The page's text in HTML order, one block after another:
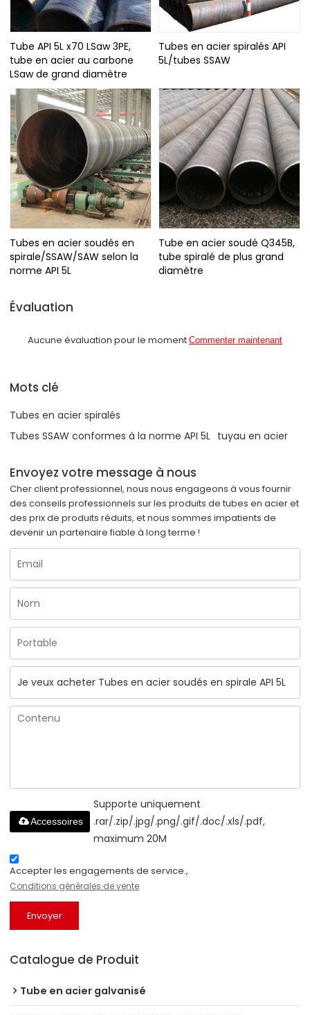
Tube API 5L x70 LSaw 3PE,
tube en acier au carbone
LSaw de grand diamètre
Tubes en acier spiralés API
5L/tubes SSAW
Tubes en acier soudés en
spirale/SSAW/SAW selon la
norme API 5L
Tube en acier soudé Q345B,
tube spiralé de plus grand
diamètre
Évaluation
Aucune évaluation pour le moment Commenter maintenant
Mots clé
Tubes en acier spiralés
Tubes SSAW conformes à la norme API 5L tuyau en acier
Envoyez votre message à nous
Cher client professionnel, nous nous engageons à vous fournir
des conseils professionnels sur les produits de tubes en acier et
des prix de produits réduits, et nous sommes impatients de
devenir un partenaire fiable à long terme !
Supporte uniquement
.rar/.zip/.jpg/.png/.gif/.doc/.xls/.pdf,
maximum 20M
Accessoires
Accepter les engagements de service.,
Conditions générales de vente
Envoyer
Catalogue de Produit
Tube en acier galvanisé